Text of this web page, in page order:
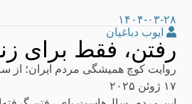
۱۴۰۴-۰۳-۲۸
ایوب دباغیان
رفتن، فقط برای
روایت کوچ همیشگی مردم ایران؛ از
۱۷ ژوئن ۲۰۲۵